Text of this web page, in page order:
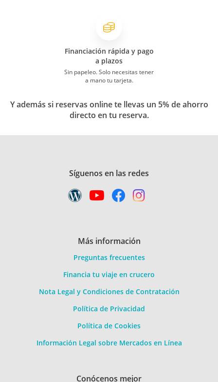
Financiación rápida y pago
a plazos
Sin papeleo. Solo necesitas tener
a mano tu tarjeta.
Y además si reservas online te llevas un 5% de ahorro
directo en tu reserva.
Síguenos en las redes
Más información
Preguntas frecuentes
Financia tu viaje en crucero
Nota Legal y Condiciones de Contratación
Política de Privacidad
Política de Cookies
Información Legal sobre Mercados en Línea
Conócenos mejor